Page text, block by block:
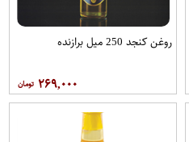
روغن کنجد 250 میل برازنده
۲۶۹,۰۰۰